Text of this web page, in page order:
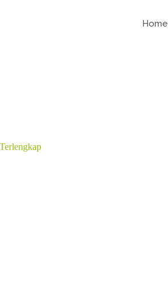
Home